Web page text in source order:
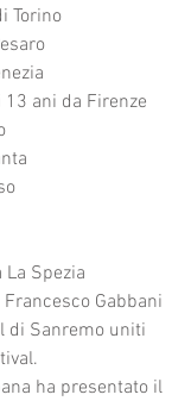
Torino
ani da Firenze
Spezia
Gabbani
di Sanremo uniti
ha presentato il